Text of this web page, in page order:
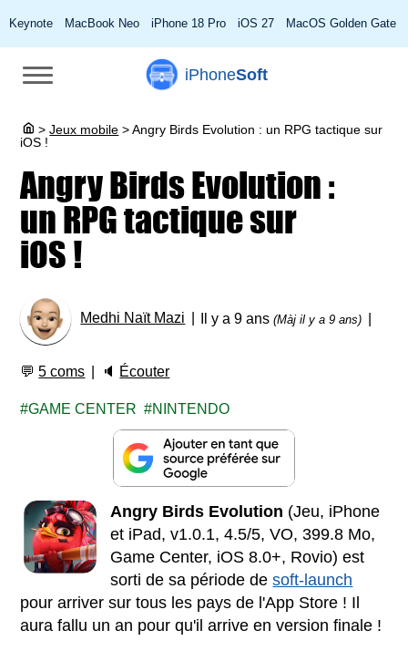
Keynote MacBook Neo iPhone 18 Pro iOS 27 MacOS Golden Gate
iPhoneSoft
> Jeux mobile >Angry Birds Evolution : un RPG tactique sur
iOS !
Angry Birds Evolution :
un RPG tactique sur
iOS !
Medhi Naït Mazi Il y a 9 ans(Màj il y a 9 ans)
💬5 coms 🔈 Écouter
GAME CENTER NINTENDO
Angry Birds Evolution (Jeu, iPhone
et iPad, v1.0.1, 4.5/5, VO, 399.8 Mo,
Game Center, iOS 8.0+, Rovio) est
sorti de sa période desoft-launch
pour arriver sur tous les pays de l'App Store ! Il
aura fallu un an pour qu'il arrive en version finale !